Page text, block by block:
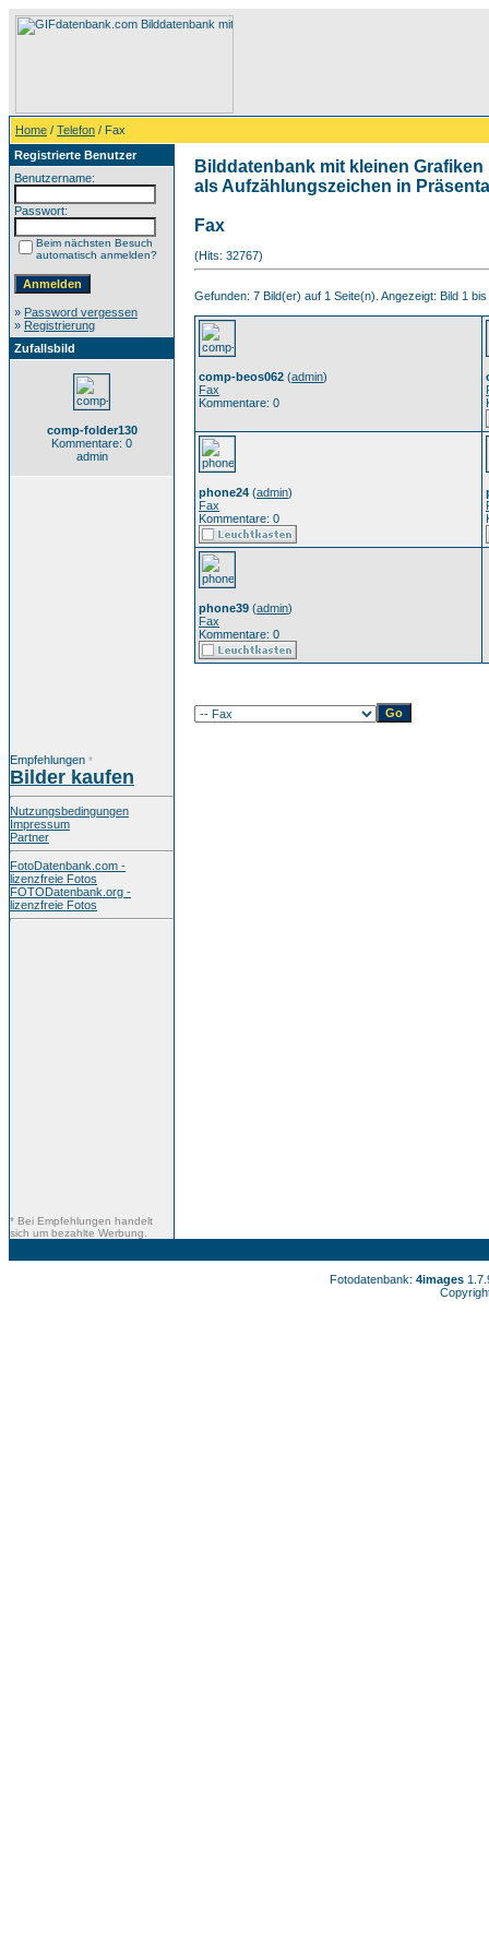
Home / Telefon / Fax
Registrierte Benutzer
Benutzername:
Passwort:
Beim nächsten Besuch
automatisch anmelden?
» Password vergessen
» Registrierung
Zufallsbild
comp-folder130
Kommentare: 0
admin
Empfehlungen *
Bilder kaufen
Nutzungsbedingungen
Impressum
Partner
FotoDatenbank.com -
lizenzfreie Fotos
FOTODatenbank.org -
lizenzfreie Fotos
* Bei Empfehlungen handelt
sich um bezahlte Werbung.
Bilddatenbank mit kleinen
als Aufzählungszeichen in
Fax
(Hits: 32767)
Gefunden: 7 Bild(er) auf 1 Seite(n). Angezeigt: Bild 1 bis
comp-beos062 (admin)
Fax
Kommentare: 0
phone24 (admin)
Fax
Kommentare: 0
phone39 (admin)
Fax
Kommentare: 0
Fotodatenbank: 4images